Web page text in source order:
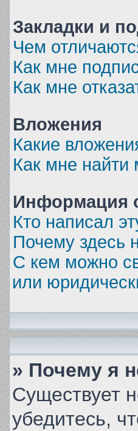
Закладки и
Чем
Как мне
Как мне
Вложения
Какие
Как мне найти
Информация
Кто написал
Почему здесь
С кем можно
или
» Почему я
Существует
убедитесь,